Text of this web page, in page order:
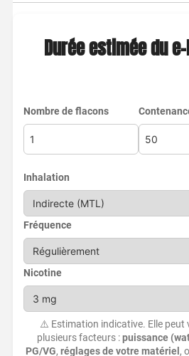
Durée estimée du
Nombre de flacons
Inhalation
Fréquence
Nicotine
⚠️ Estimation indicative. Elle peut
plusieurs facteurs :puissance
PG/VG,réglages de votre matériel ,